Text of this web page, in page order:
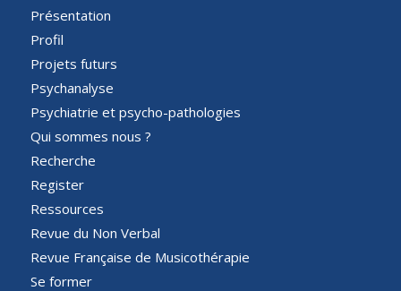
Présentation
Profil
Projets futurs
Psychanalyse
Psychiatrie et psycho-pathologies
Qui sommes nous ?
Recherche
Register
Ressources
Revue du Non Verbal
Revue Française de Musicothérapie
Se former